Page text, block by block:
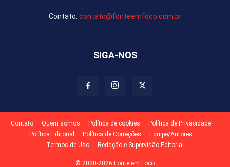
Contato: contato@fonteemfoco.com.br
SIGA-NOS
Contato Quem somos Política de cookies
Política de Privacidade
Política Editorial
Política de Correções
Equipe/Autores
Termos de Uso
Redação e Supervisão Editorial
© 2020-2026 Fonte em Foco